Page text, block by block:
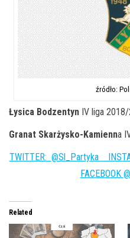
źródło:
Łysica Bodzentyn IV liga
Granat Skarżysko-Kamienna
TWITTER: @Sl_Partyka
FACEBOOK
Related